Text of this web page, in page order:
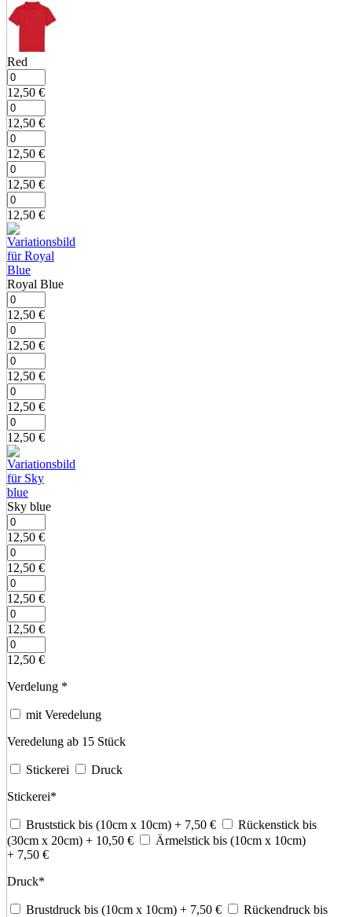
Red
12,50 €
12,50 €
12,50 €
12,50 €
12,50 €
Royal Blue
12,50 €
12,50 €
12,50 €
12,50 €
12,50 €
Sky blue
12,50 €
12,50 €
12,50 €
12,50 €
12,50 €
Verdelung *
mit Veredelung
Veredelung ab 15 Stück
Stickerei
Druck
Stickerei*
Bruststick bis (10cm x 10cm) + 7,50 €
Rückenstick bis
(30cm x 20cm) + 10,50 €
Ärmelstick bis (10cm x 10cm)
+ 7,50 €
Druck*
Brustdruck bis (10cm x 10cm) + 7,50 €
Rückendruck bis